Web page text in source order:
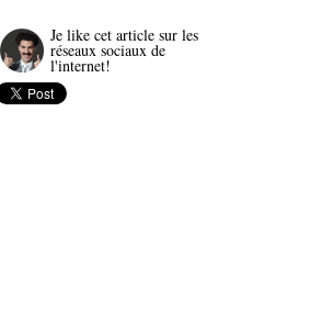
Je like cet article sur les
réseaux sociaux de
l'internet!